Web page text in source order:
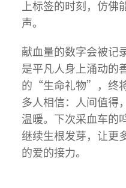
上标签的时刻，仿佛
声。
献血量的数字会被记
是平凡人身上涌动的
的“生命礼物”，终
多人相信：人间值得
温暖。下次采血车的
继续生根发芽，让更
的爱的接力。